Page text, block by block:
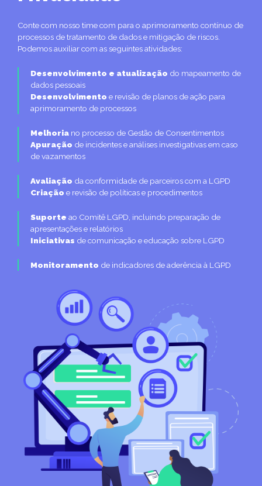
Conte com nosso time com para o aprimoramento contínuo de
processos de tratamento de dados e mitigação de riscos.
Podemos auxiliar com as seguintes atividades:
Desenvolvimento e atualização do mapeamento de
dados pessoais
Desenvolvimento e revisão de planos de ação para
aprimoramento de processos
Melhoria no processo de Gestão de Consentimentos
Apuração de incidentes e análises investigativas em caso
de vazamentos
Avaliação da conformidade de parceiros com a LGPD
Criação e revisão de políticas e procedimentos
Suporte ao Comitê LGPD, incluindo preparação de
apresentações e relatórios
Iniciativas de comunicação e educação sobre LGPD
Monitoramento de indicadores de aderência à LGPD